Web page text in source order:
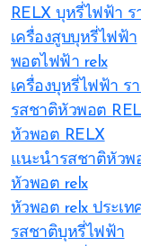
RELX บุหรี่ไฟฟ้า ร
เครื่องสูบบุหรี่ไฟฟ้า
พอตไฟฟ้า relx
เครื่องบุหรี่ไฟฟ้า ร
รสชาติหัวพอต
หัวพอต RELX
แนะนำรสชาติหัวพ
หัวพอต relx
หัวพอต relx ประเท
รสชาติบุหรี่ไฟฟ้า